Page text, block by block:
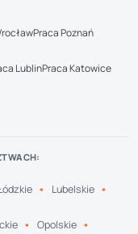
Praca Poznań
LublinPraca Katowice
Lubelskie
Opolskie